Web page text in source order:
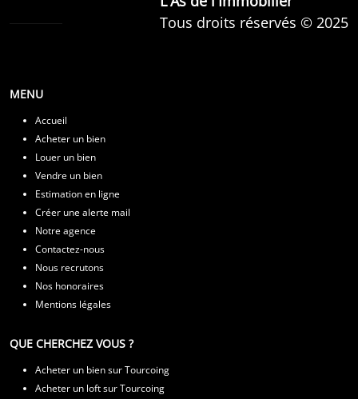
Tous droits réservés © 2025
MENU
Accueil
Acheter un bien
Louer un bien
Vendre un bien
Estimation en ligne
Créer une alerte mail
Notre agence
Contactez-nous
Nous recrutons
Nos honoraires
Mentions légales
QUE CHERCHEZ VOUS ?
Acheter un bien sur Tourcoing
Acheter un loft sur Tourcoing